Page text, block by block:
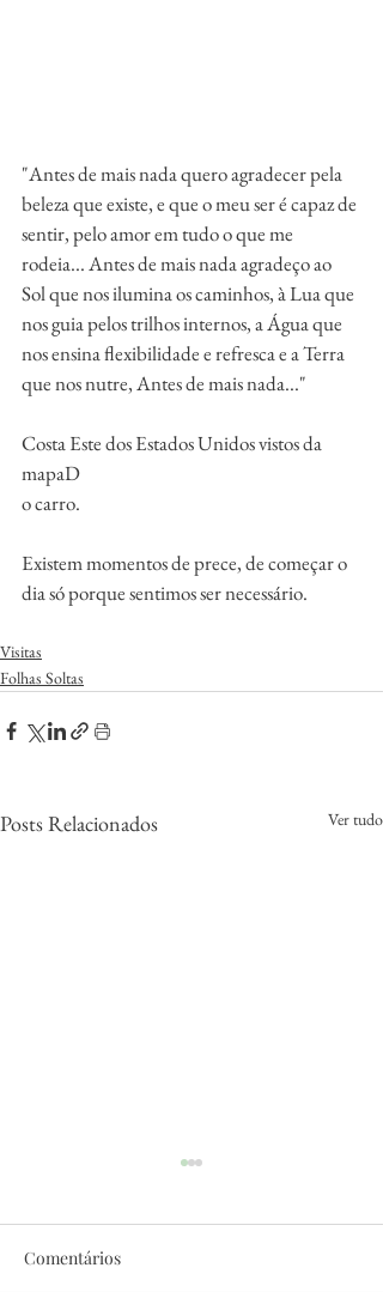
"Antes de mais nada quero agradecer pela
beleza que existe, e que o meu ser é capaz de
sentir, pelo amor em tudo o que me
rodeia... Antes de mais nada agradeço ao
Sol que nos ilumina os caminhos, à Lua que
nos guia pelos trilhos internos, a Água que
nos ensina flexibilidade e refresca e a Terra
que nos nutre, Antes de mais nada..."
Costa Este dos Estados Unidos vistos da
mapaD
o carro.
Existem momentos de prece, de começar o
dia só porque sentimos ser necessário.
Visitas
Folhas Soltas
Posts Relacionados Ver tudo
Comentários